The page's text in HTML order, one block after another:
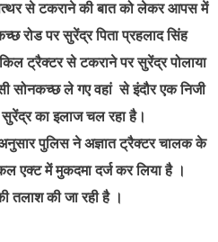
पत्थर से टकराने की बात को लेकर आपस में
रोड पर सुरेंद्र पिता प्रहलाद सिंह
ट्रैक्टर से टकराने पर सुरेंद्र पोलाया
सोनकच्छ ले गए वहां से इंदौर एक निजी
सुरेंद्र का इलाज चल रहा है।
अनुसार पुलिस ने अज्ञात ट्रैक्टर चालक के
एक्ट में मुकदमा दर्ज कर लिया है ।
तलाश की जा रही है ।